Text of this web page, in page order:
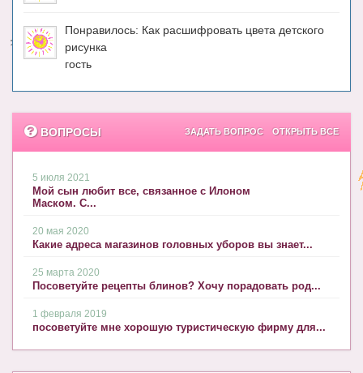
Понравилось: Как расшифровать цвета детского
рисунка
гость
ВОПРОСЫ ОТКРЫТЬ ВСЕ
ЗАДАТЬ ВОПРОС
5 июля 2021
Мой сын любит все, связанное с Илоном
Маском. С...
20 мая 2020
Какие адреса магазинов головных уборов вы знает...
25 марта 2020
Посоветуйте рецепты блинов? Хочу порадовать род...
1 февраля 2019
посоветуйте мне хорошую туристическую фирму для...